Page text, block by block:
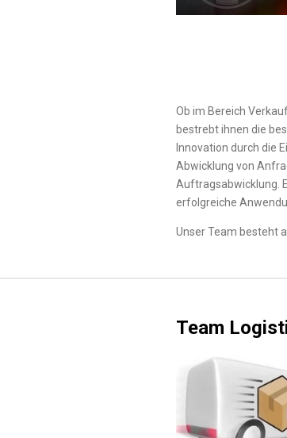
Ob im Bereich
bestrebt ihnen die
Innovation durch die
Abwicklung von
Auftragsabwicklung.
erfolgreiche
Unser Team besteht
Team